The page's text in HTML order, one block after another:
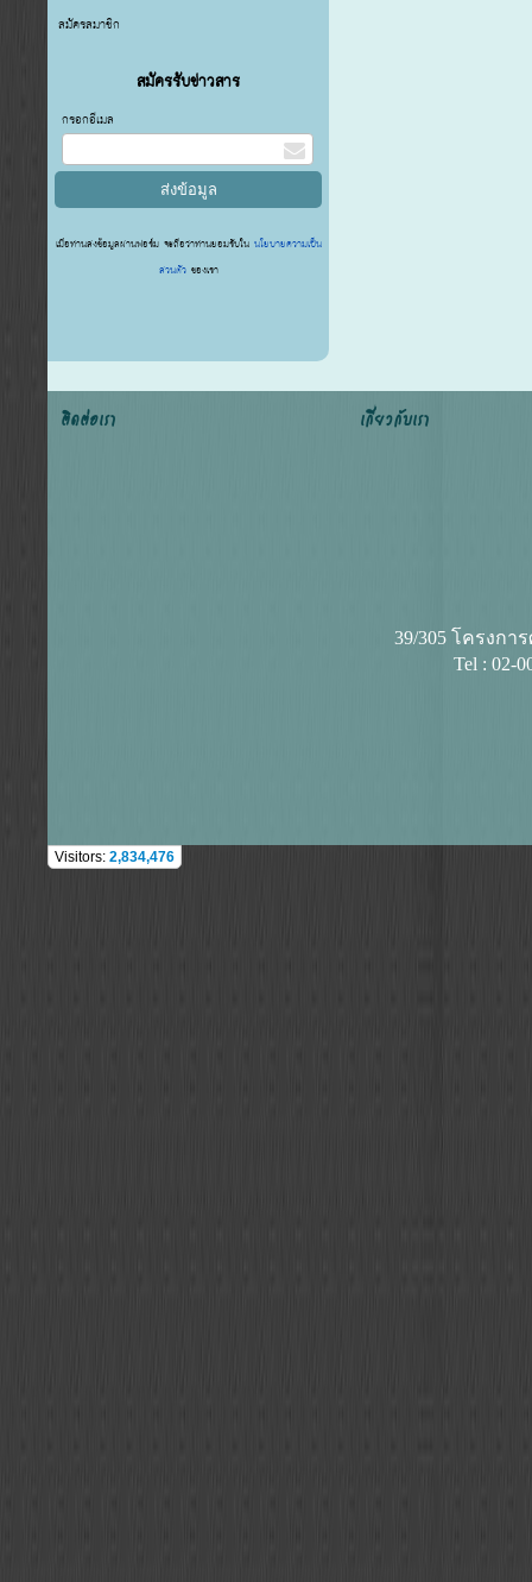
สมัครสมาชิก
สมัครรับข่าวสาร
กรอกอีเมล
เมื่อท่านส่งข้อมูลผ่านฟอร์ม จะถือว่าท่านยอมรับในนโยบายความเป็น
ส่วนตัว ของเรา
ติดต่อเรา เกี่ยวกับเรา
39/305 โครงก
Tel : 02-
Visitors: 2,834,476